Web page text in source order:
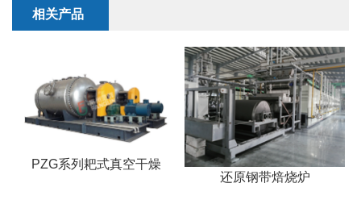
相关产品
PZG系列耙式真空干燥
还原钢带焙烧炉